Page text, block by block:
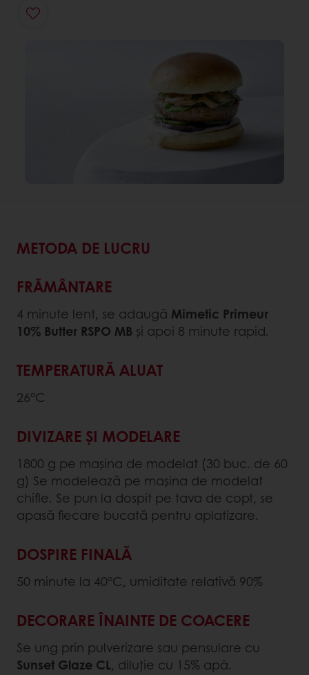
METODA DE LUCRU
FRĂMÂNTARE
4 minute lent, se adaugă Mimetic Primeur
10% Butter RSPO MB și apoi 8 minute rapid.
TEMPERATURĂ ALUAT
26°C
DIVIZARE ȘI MODELARE
1800 g pe mașina de modelat (30 buc. de 60
g) Se modelează pe mașina de modelat
chifle. Se pun la dospit pe tava de copt, se
apasă fiecare bucată pentru aplatizare.
DOSPIRE FINALĂ
50 minute la 40°C, umiditate relativă 90%
DECORARE ÎNAINTE DE COACERE
Se ung prin pulverizare sau pensulare cu
Sunset Glaze CL, diluție cu 15% apă.